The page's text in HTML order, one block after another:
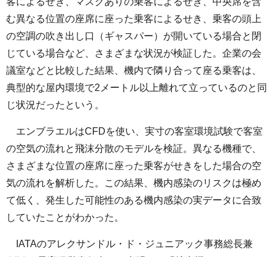
む異なる位置の座席に座った乗客によるせき、乗客の頭上
の空調の吹き出し口（ギャスパー）が開いている場合と閉
じている場合など、さまざまな状況が検証した。企業の会
議室などと比較した結果、機内で隣り合って座る乗客は、
典型的な屋内環境で2メートル以上離れて立っているのと同
じ状況だったという。
エンブラエルはCFDを使い、実寸の客室環境試験で客室
の空気の流れと飛沫分散のモデルを検証。異なる機種で、
さまざまな位置の座席に座った乗客がせきをした場合の空
気の流れを解析した。この結果、機内感染のリスクは極め
て低く、発生した可能性のある機内感染の実データに合致
していたことがわかった。
IATAのアレクサンドル・ド・ジュニアック事務総長兼